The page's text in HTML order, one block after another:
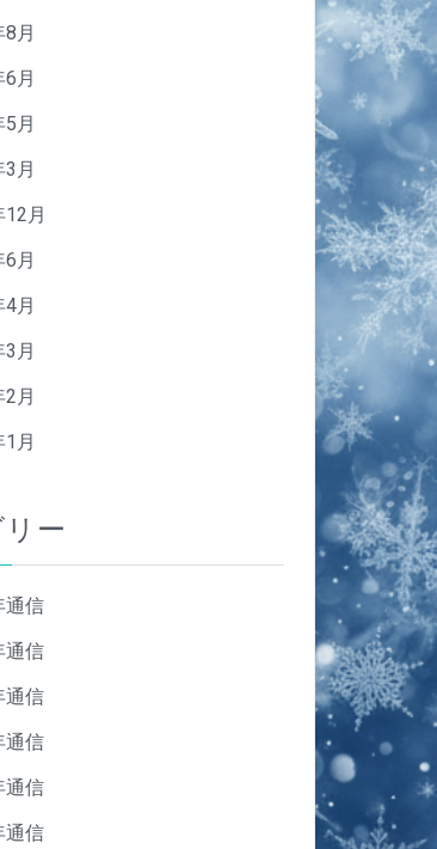
月
月
月
月
月
月
月
月
月
月
ー
通信
通信
通信
通信
通信
通信